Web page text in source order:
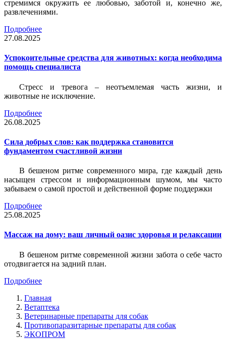
стремимся окружить ее любовью, заботой и, конечно же,
развлечениями.
Подробнее
27.08.2025
Успокоительные средства для животных: когда необходима
помощь специалиста
Стресс и тревога – неотъемлемая часть жизни, и
животные не исключение.
Подробнее
26.08.2025
Сила добрых слов: как поддержка становится
фундаментом счастливой жизни
В бешеном ритме современного мира, где каждый день
насыщен стрессом и информационным шумом, мы часто
забываем о самой простой и действенной форме поддержки
Подробнее
25.08.2025
Массаж на дому: ваш личный оазис здоровья и релаксации
В бешеном ритме современной жизни забота о себе часто
отодвигается на задний план.
Подробнее
Главная
Ветаптека
Ветеринарные препараты для собак
Противопаразитарные препараты для собак
ЭКОПРОМ